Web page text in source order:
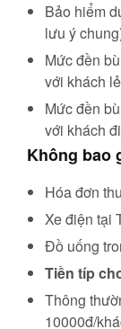
Bảo hiểm
lưu ý
Mức đền
với khách
Mức đền
với khách
Không bao
Hóa đơn
Xe điện tại
Đồ uống
Tiền típ
Thông
10000đ/